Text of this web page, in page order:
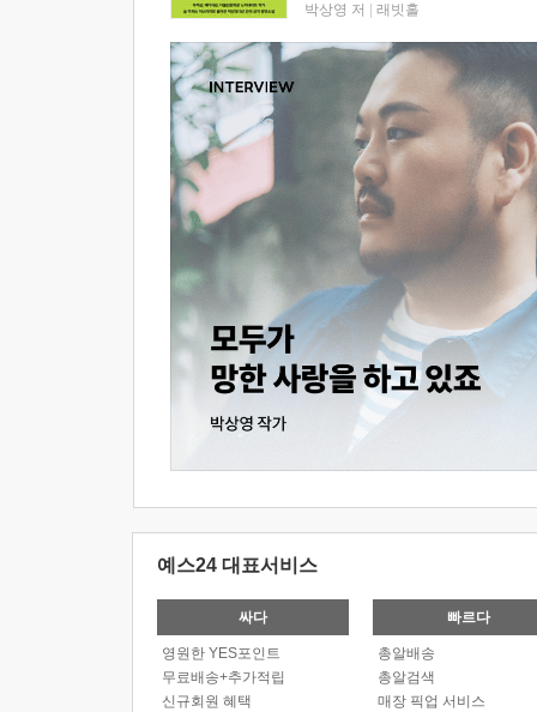
박상영 저 래빗홀
예스24 대표서비스
싸다
영원한 YES포인트
무료배송+추가적립
신규회원 혜택
빠르다
총알배송
총알검색
매장 픽업 서비스